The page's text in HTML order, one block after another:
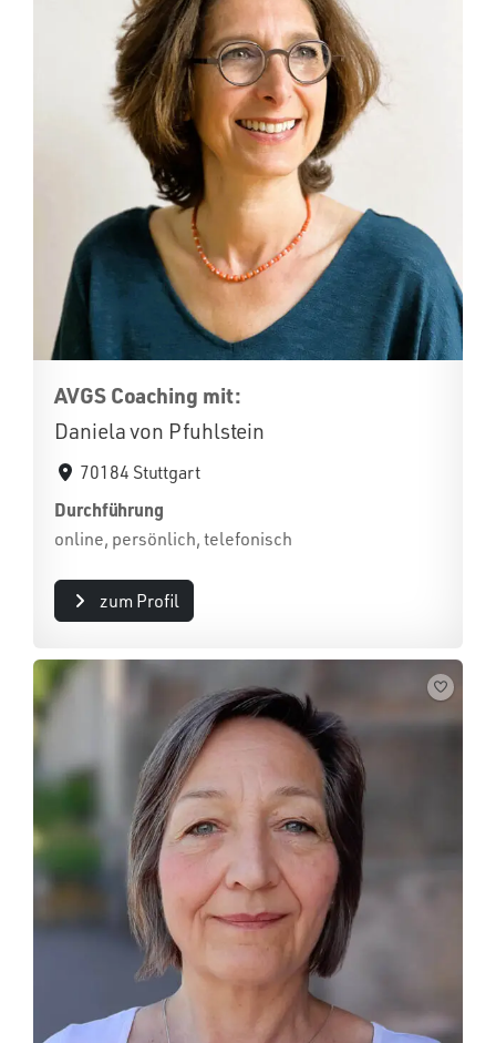
AVGS Coaching mit:
Daniela von Pfuhlstein
70184 Stuttgart
Durchführung
online, persönlich, telefonisch
zum Profil